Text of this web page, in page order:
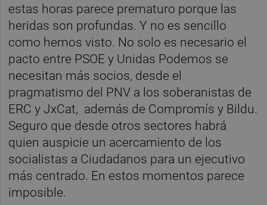
estas horas parece prematuro porque las
heridas son profundas. Y no es sencillo
como hemos visto. No solo es necesario el
pacto entre PSOE y Unidas Podemos se
necesitan más socios, desde el
pragmatismo del PNV a los soberanistas de
ERC y JxCat, además de Compromís y Bildu.
Seguro que desde otros sectores habrá
quien auspicie un acercamiento de los
socialistas a Ciudadanos para un ejecutivo
más centrado. En estos momentos parece
imposible.